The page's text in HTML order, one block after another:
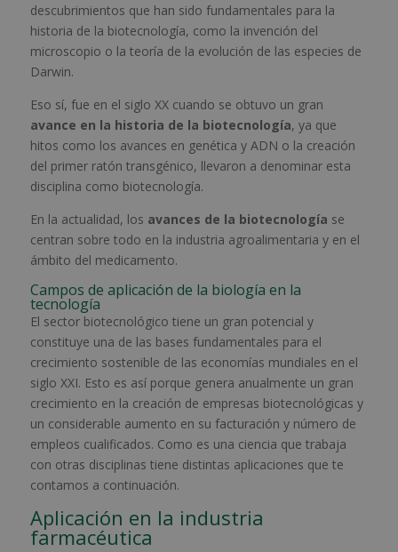
descubrimientos que han sido fundamentales para la
historia de la biotecnología, como la invención del
microscopio o la teoría de la evolución de las especies de
Darwin.
Eso sí, fue en el siglo XX cuando se obtuvo un gran
avance en la historia de la biotecnología, ya que
hitos como los avances en genética y ADN o la creación
del primer ratón transgénico, llevaron a denominar esta
disciplina como biotecnología.
En la actualidad, los avances de la biotecnología se
centran sobre todo en la industria agroalimentaria y en el
ámbito del medicamento.
Campos de aplicación de la biología en la
tecnología
El sector biotecnológico tiene un gran potencial y
constituye una de las bases fundamentales para el
crecimiento sostenible de las economías mundiales en el
siglo XXI. Esto es así porque genera anualmente un gran
crecimiento en la creación de empresas biotecnológicas y
un considerable aumento en su facturación y número de
empleos cualificados. Como es una ciencia que trabaja
con otras disciplinas tiene distintas aplicaciones que te
contamos a continuación.
Aplicación en la industria
farmacéutica